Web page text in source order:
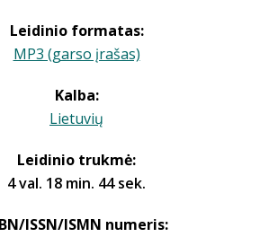
Leidinio formatas:
MP3 (garso įrašas)
Kalba:
Lietuvių
Leidinio trukmė:
4 val. 18 min. 44 sek.
ISSN/ISMN numeris: